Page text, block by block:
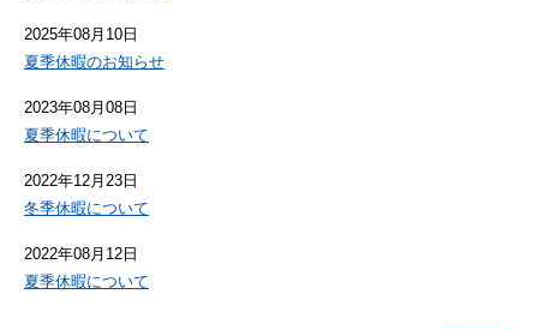
2025年08月10日
夏季休暇のお知らせ
2023年08月08日
夏季休暇について
2022年12月23日
冬季休暇について
2022年08月12日
夏季休暇について